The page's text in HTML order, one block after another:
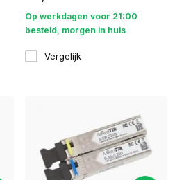
Op werkdagen voor 21:00
besteld, morgen in huis
Vergelijk